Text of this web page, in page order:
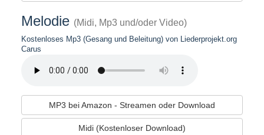
Melodie (Midi, Mp3 und/oder Video)
Kostenloses Mp3 (Gesang und Beleitung) von Liederprojekt.org
Carus
MP3 bei Amazon - Streamen oder Download
Midi (Kostenloser Download)